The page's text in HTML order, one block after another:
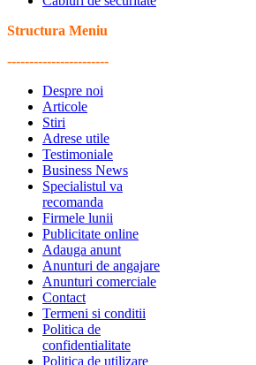
Structura Meniu
-----------------------
Despre noi
Articole
Stiri
Adrese utile
Testimoniale
Business News
Specialistul va
recomanda
Firmele lunii
Publicitate online
Adauga anunt
Anunturi de angajare
Anunturi comerciale
Contact
Termeni si conditii
Politica de
confidentialitate
Politica de utilizare